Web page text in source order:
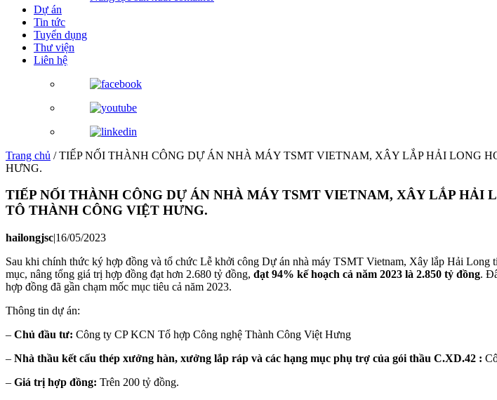
Dự án
Tin tức
Tuyển dụng
Thư viện
Liên hệ
Trang chủ /TIẾP NỐI THÀNH CÔNG DỰ ÁN NHÀ MÁY TSMT VIETNAM, XÂY LẮP HẢI LONG
HƯNG.
TIẾP NỐI THÀNH CÔNG DỰ ÁN NHÀ MÁY TSMT VIETNAM, XÂY LẮP HẢI
TÔ THÀNH CÔNG VIỆT HƯNG.
hailongjsc|16/05/2023
Sau khi chính thức ký hợp đồng và tổ chức Lễ khởi công Dự án nhà máy TSMT Vietnam, Xây lắp Hải Long
mục, nâng tổng giá trị hợp đồng đạt hơn 2.680 tỷ đồng, đạt 94% kế hoạch cả năm 2023 là 2.850 tỷ đồng.
hợp đồng đã gần chạm mốc mục tiêu cả năm 2023.
Thông tin dự án:
– Chủ đầu tư: Công ty CP KCN Tổ hợp Công nghệ Thành Công Việt Hưng
– Nhà thầu kết cấu thép xưởng hàn, xưởng lắp ráp và các hạng mục phụ trợ của gói thầu C.XD.42 :
– Giá trị hợp đồng: Trên 200 tỷ đồng.